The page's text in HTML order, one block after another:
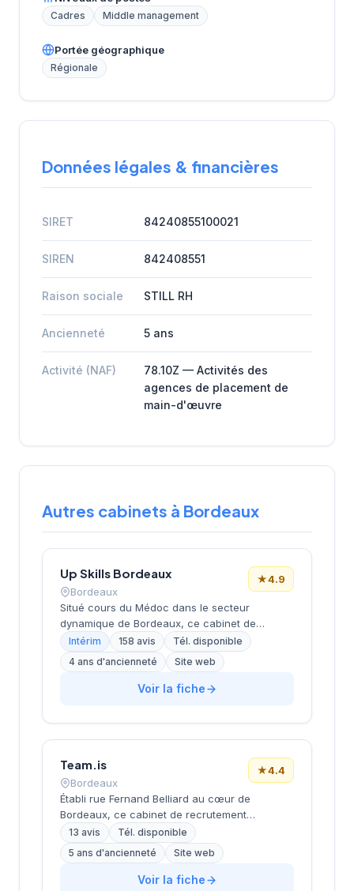
Cadres Middle management
Portée géographique
Régionale
Données légales & financières
SIRET 84240855100021
SIREN 842408551
Raison sociale STILL RH
Ancienneté 5 ans
Activité (NAF)
78.10Z — Activités des
agences de placement de
main-d'œuvre
Autres cabinets à Bordeaux
Up Skills Bordeaux
Bordeaux
★4.9
Situé cours du Médoc dans le secteur
dynamique de Bordeaux, ce cabinet de
recrutement développe son activité de conseil
en ressources humaines sur la métropole
bordelaise. La structure bénéficie d'une
excellente réputation client avec une note de
proposer ses services de recrutement aux
entreprises locales.
Intérim 158 avis
Tél. disponible
4 ans d'ancienneté
Site web
Voir la fiche
Team.is
Bordeaux
★4.4
Établi rue Fernand Belliard au cœur de
Bordeaux, ce cabinet de recrutement
développe ses activités de conseil en
ressources humaines sous la direction de
Zinet Chetreff. La structure propose un
accompagnement personnalisé aux
13 avis
Tél. disponible
5 ans d'ancienneté
Site web
Voir la fiche